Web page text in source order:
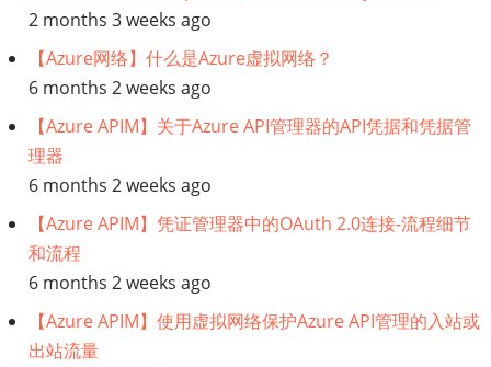
2 months 3 weeks ago
【Azure网络】什么是Azure虚拟网络？
6 months 2 weeks ago
【Azure APIM】关于Azure API管理器的API凭据和凭据管
理器
6 months 2 weeks ago
【Azure APIM】凭证管理器中的OAuth 2.0连接-流程细节
和流程
6 months 2 weeks ago
【Azure APIM】使用虚拟网络保护Azure API管理的入站或
出站流量